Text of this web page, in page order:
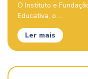
O Instituto e
Educativa, o ...
Ler mais